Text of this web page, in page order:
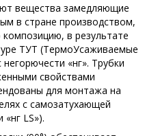
вещества замедляющие
в стране производством,
в результате
ТУТ (ТермоУсаживаемые
«нг». Трубки
свойствами
для монтажа на
с самозатухающей
«нг LS»).